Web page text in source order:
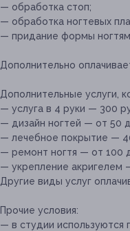
— обработка стоп;
— обработка ногтевых
— придание формы ногтям
Дополнительно
Дополнительные услуги,
— услуга в 4 руки — 300
— дизайн ногтей — от 50
— лечебное покрытие —
— ремонт ногтя — от 100
— укрепление акригелем
Другие виды услуг
Прочие условия:
— в студии используются